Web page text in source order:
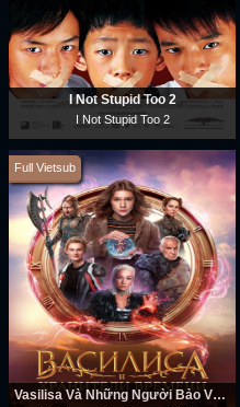
I Not Stupid Too 2
I Not Stupid Too 2
Full Vietsub
Vasilisa Và Những Người Bảo Vệ Thời Gian